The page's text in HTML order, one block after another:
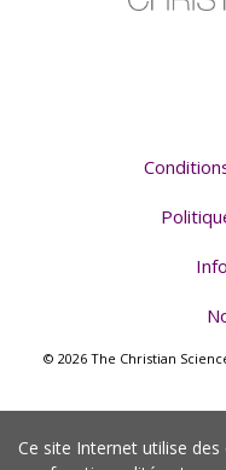
© 2026 The Christian
Ce site Internet utilise